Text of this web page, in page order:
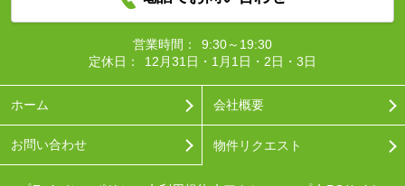
営業時間：
9:30～19:30
定休日：
12月31日・1月1日・2日・3日
ホーム 会社概要
お問い合わせ 物件リクエスト